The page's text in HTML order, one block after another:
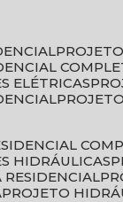
ELÉTRICAS
HIDRÁULICAS
RESIDENCIAL
PROJETO